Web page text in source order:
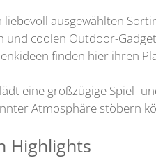
ausgewählten
coolen Outdoor-
finden hier ihren
eine großzügige Spiel-
Atmosphäre stöbern
Highlights